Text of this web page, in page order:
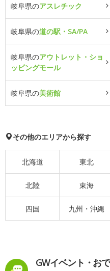
岐阜県のアスレチック
岐阜県の道の駅・SA/PA
岐阜県のアウトレット・ショ
ッピングモール
岐阜県の美術館
その他のエリアから探す
北海道 東北
北陸 東海
四国 九州・沖縄
GWイベント・お